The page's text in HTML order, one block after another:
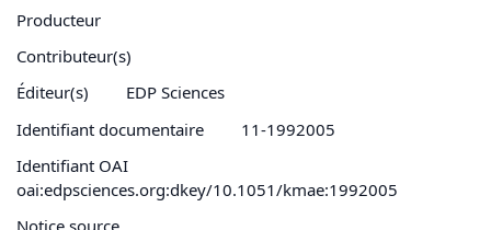
Producteur
Contributeur(s)
Éditeur(s)
EDP Sciences
Identifiant documentaire
11-1992005
Identifiant OAI
oai:edpsciences.org:dkey/10.1051/kmae:1992005
Notice source